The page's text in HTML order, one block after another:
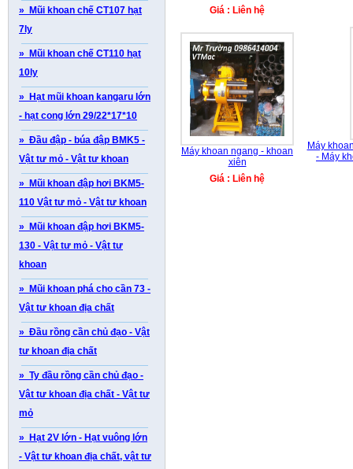
» Mũi khoan chế CT107 hạt
7ly
» Mũi khoan chế CT110 hạt
10ly
» Hạt mũi khoan kangaru lớn
- hạt cong lớn 29/22*17*10
» Đầu đập - búa đập BMK5 -
Vật tư mỏ - Vật tư khoan
» Mũi khoan đập hơi BKM5-
110 Vật tư mỏ - Vật tư khoan
» Mũi khoan đập hơi BKM5-
130 - Vật tư mỏ - Vật tư
khoan
» Mũi khoan phá cho cần 73 -
Vật tư khoan địa chất
» Đầu rồng cần chủ đạo - Vật
tư khoan địa chất
» Ty đầu rồng cần chủ đạo -
Vật tư khoan địa chất - Vật tư
mỏ
» Hạt 2V lớn - Hạt vuông lớn
- Vật tư khoan địa chất, vật tư
Giá : Liên hệ
Máy khoan ngang - khoan
xiên
Giá : Liên hệ
Máy
- Máy